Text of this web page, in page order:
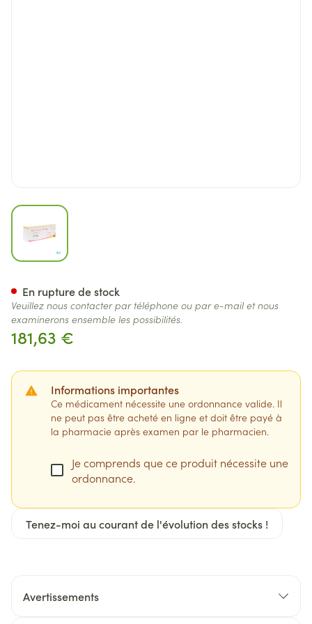
View larger image
181,63 €
Informations importantes
Ce médicament nécessite une ordonnance valide. Il
ne peut pas être acheté en ligne et doit être payé à
la pharmacie après examen par le pharmacien.
Je comprends que ce produit nécessite une
ordonnance.
Tenez-moi au courant de l'évolution des stocks !
En rupture de stock
Veuillez nous contacter par téléphone ou par e-mail et nous
examinerons ensemble les possibilités.
Avertissements